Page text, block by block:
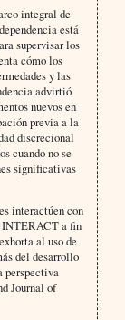
integral de
está
supervisar los
cómo los
y las
advirtió
nuevos en
previa a la
discrecional
cuando no se
significativas
interactúen con
INTERACT a fin
al uso de
del desarrollo
perspectiva
Journal of